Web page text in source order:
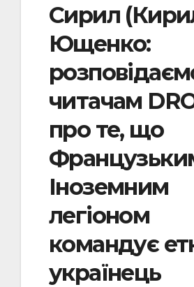
Сирил
Ющенко:
читачам
про те, що
Іноземним
легіоном
командує
українець